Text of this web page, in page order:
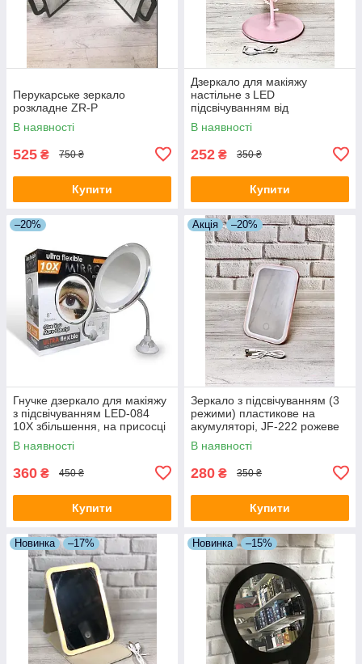
Перукарське зеркало
розкладне ZR-P
В наявності
525 ₴ 750 ₴
Купити
Дзеркало для макіяжу
настільне з LED
підсвічуванням від
акумулятора 3 режими
свічення JF-110A Рожевий
В наявності
252 ₴ 350 ₴
Купити
–20%
Гнучке дзеркало для макіяжу
з підсвічуванням LED-084
10X збільшення, на присосці
В наявності
360 ₴ 450 ₴
Купити
Акція –20%
Зеркало з підсвічуванням (3
режими) пластикове на
акумуляторі, JF-222 рожеве
В наявності
280 ₴ 350 ₴
Купити
Новинка –17% Новинка –15%